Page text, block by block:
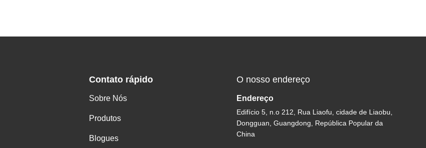
Contato rápido
Sobre Nós
Produtos
Blogues
O nosso endereço
Endereço
Edifício 5, n.o 212, Rua Liaofu, cidade de Liaobu,
Dongguan, Guangdong, República Popular da
China